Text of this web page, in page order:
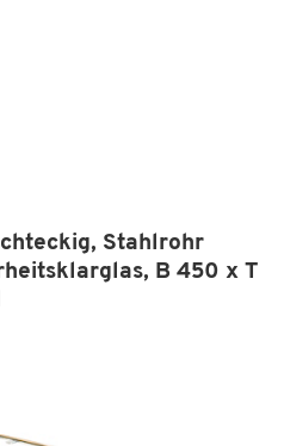
Stahlrohr
B 450 x T